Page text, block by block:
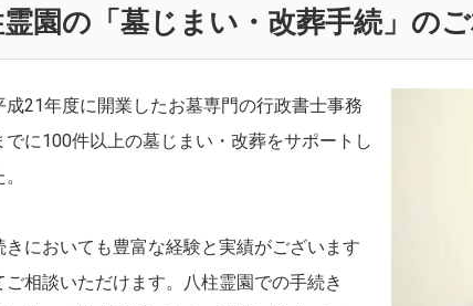
霊園の「墓じまい・改葬手続」の
成21年度に開業したお墓専門の行政書士事務
でに100件以上の墓じまい・改葬をサポートし
きにおいても豊富な経験と実績がございます
相談いただけます。八柱霊園での手続き